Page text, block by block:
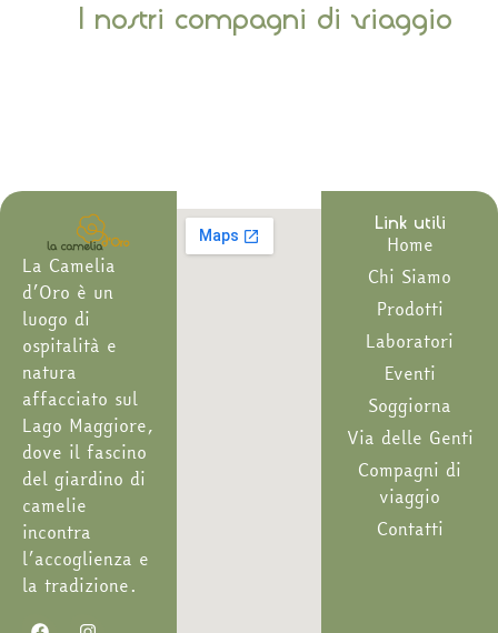
I nostri compagni di viaggio
La Camelia
d’Oro è un
luogo di
ospitalità e
natura
affacciato sul
Lago Maggiore,
dove il fascino
del giardino di
camelie
incontra
l’accoglienza e
la tradizione.
Link utili
Home
Chi Siamo
Prodotti
Laboratori
Eventi
Soggiorna
Via delle Genti
Compagni di
viaggio
Contatti